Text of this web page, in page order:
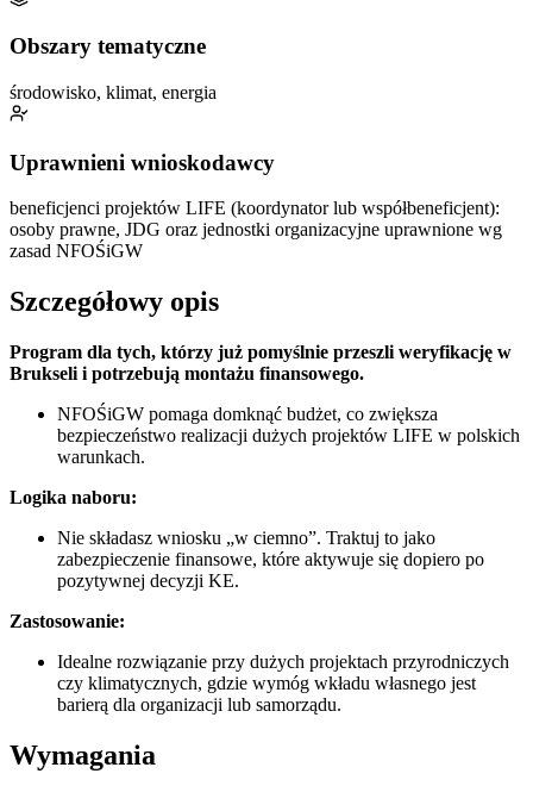
Obszary tematyczne
środowisko, klimat, energia
Uprawnieni wnioskodawcy
beneficjenci projektów LIFE (koordynator lub współbeneficjent):
osoby prawne, JDG oraz jednostki organizacyjne uprawnione wg
zasad NFOŚiGW
Szczegółowy opis
Program dla tych, którzy już pomyślnie przeszli weryfikację w
Brukseli i potrzebują montażu finansowego.
NFOŚiGW pomaga domknąć budżet, co zwiększa
bezpieczeństwo realizacji dużych projektów LIFE w polskich
warunkach.
Logika naboru:
Nie składasz wniosku „w ciemno”. Traktuj to jako
zabezpieczenie finansowe, które aktywuje się dopiero po
pozytywnej decyzji KE.
Zastosowanie:
Idealne rozwiązanie przy dużych projektach przyrodniczych
czy klimatycznych, gdzie wymóg wkładu własnego jest
barierą dla organizacji lub samorządu.
Wymagania